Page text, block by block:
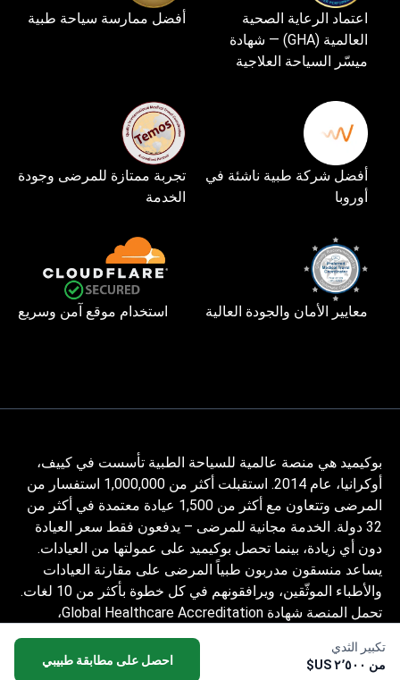
تكبير الثدي
من ٢٬٥٠٠ US$
احصل على مطابقة طبيبي
اعتماد الرعاية الصحية
العالمية (GHA) — شهادة
ميسّر السياحة العلاجية
أفضل ممارسة سياحة طبية
أفضل شركة طبية ناشئة في
أوروبا
تجربة ممتازة للمرضى وجودة
الخدمة
معايير الأمان والجودة العالية استخدام موقع آمن وسريع
بوكيميد هي منصة عالمية للسياحة الطبية تأسست في كييف،
أوكرانيا، عام 2014. استقبلت أكثر من 1,000,000 استفسار من
المرضى وتتعاون مع أكثر من 1,500 عيادة معتمدة في أكثر من
32 دولة. الخدمة مجانية للمرضى – يدفعون فقط سعر العيادة
دون أي زيادة، بينما تحصل بوكيميد على عمولتها من العيادات.
يساعد منسقون مدربون طبياً المرضى على مقارنة العيادات
والأطباء الموثّقين، ويرافقونهم في كل خطوة بأكثر من 10 لغات.
تحمل المنصة شهادة Global Healthcare Accreditation،
وكانت معتمدة سابقاً من Temos (2024–2025). تقييمها 4.6
على Trustpilot و4.4 على Google Reviews.